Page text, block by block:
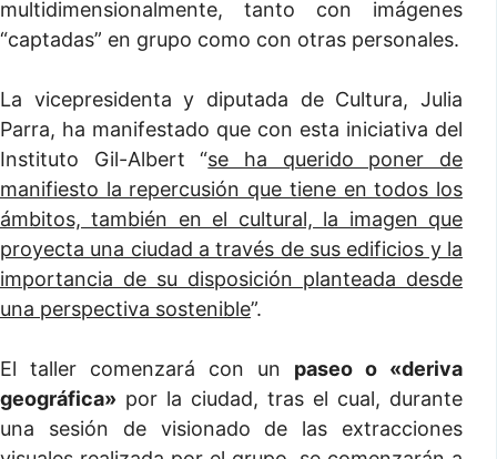
multidimensionalmente, tanto con imágenes
“captadas” en grupo como con otras personales.
La vicepresidenta y diputada de Cultura, Julia
Parra, ha manifestado que con esta iniciativa del
Instituto Gil-Albert “se ha querido poner de
manifiesto la repercusión que tiene en todos los
ámbitos, también en el cultural, la imagen que
proyecta una ciudad a través de sus edificios y la
importancia de su disposición planteada desde
una perspectiva sostenible”.
El taller comenzará con un paseo o «deriva
geográfica» por la ciudad, tras el cual, durante
una sesión de visionado de las extracciones